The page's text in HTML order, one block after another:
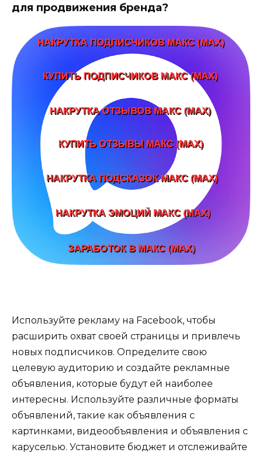
для продвижения бренда?
Используйте рекламу на Facebook, чтобы
расширить охват своей страницы и привлечь
новых подписчиков. Определите свою
целевую аудиторию и создайте рекламные
объявления, которые будут ей наиболее
интересны. Используйте различные форматы
объявлений, такие как объявления с
картинками, видеообъявления и объявления с
каруселью. Установите бюджет и отслеживайте